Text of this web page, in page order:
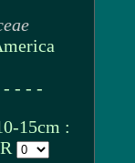
- - -
15cm :